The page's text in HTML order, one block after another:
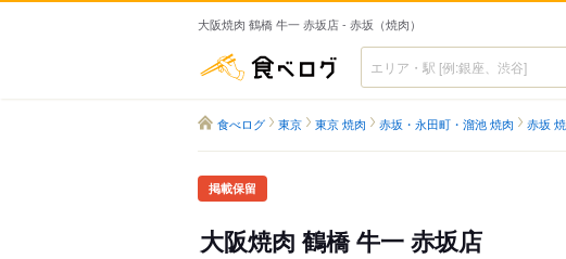
大阪焼肉 鶴橋 牛一 赤坂店 - 赤坂（焼肉）
食べログ
食べログ 東京 東京 焼肉 赤坂・永田町・溜池 焼肉 赤坂
掲載保留
大阪焼肉 鶴橋 牛一 赤坂店